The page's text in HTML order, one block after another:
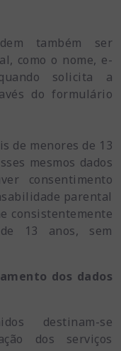
também ser
como o nome, e-
solicita a
do formulário
de menores de 13
mesmos dados
consentimento
parental
consistentemente
13 anos, sem
dos dados
destinam-se
dos serviços